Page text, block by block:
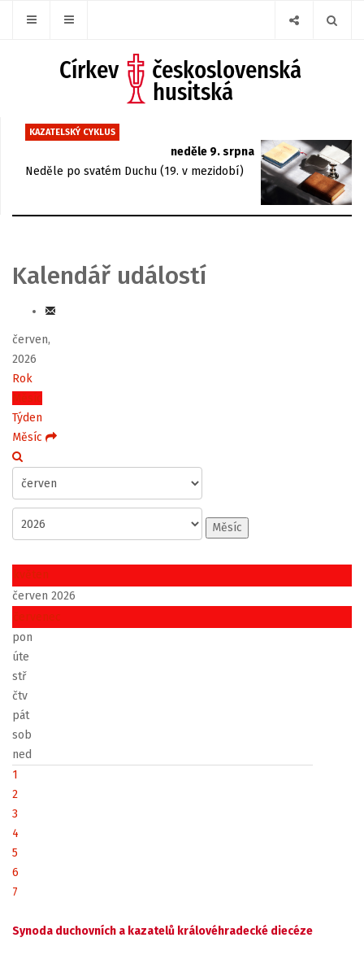
KAZATELSKÝ CYKLUS
neděle 9. srpna
Neděle po svatém Duchu (19. v mezidobí)
Kalendář událostí
červen,
2026
Rok
Měsíc
Týden
Měsíc
Měsíc
květen
červen 2026
červenec
pon
úte
stř
čtv
pát
sob
ned
1
2
3
4
5
6
7
Synoda duchovních a kazatelů královéhradecké diecéze